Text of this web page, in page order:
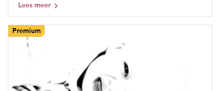
Lees meer
Premium